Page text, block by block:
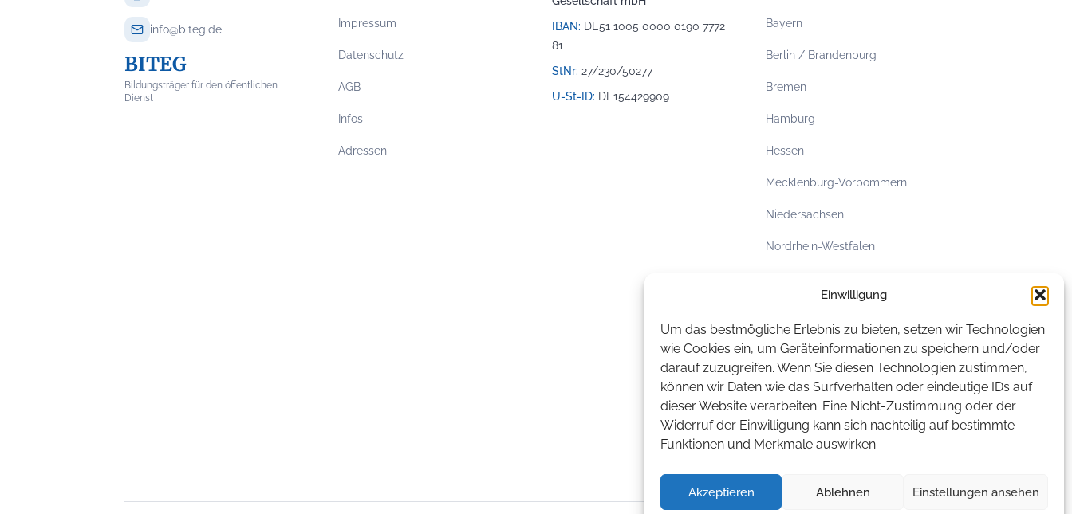
Einwilligung
Um das bestmögliche Erlebnis zu bieten, setzen wir Technologien
wie Cookies ein, um Geräteinformationen zu speichern und/oder
darauf zuzugreifen. Wenn Sie diesen Technologien zustimmen,
können wir Daten wie das Surfverhalten oder eindeutige IDs auf
dieser Website verarbeiten. Eine Nicht-Zustimmung oder der
Widerruf der Einwilligung kann sich nachteilig auf bestimmte
Funktionen und Merkmale auswirken.
Akzeptieren Ablehnen Einstellungen ansehen
info@biteg.de
BITEG
Bildungsträger für den öffentlichen
Dienst
Impressum
Datenschutz
AGB
Infos
Adressen
IBAN: DE51 1005 0000 0190 7772
81
StNr: 27/230/50277
U-St-ID: DE154429909
Bayern
Berlin / Brandenburg
Bremen
Hamburg
Hessen
Mecklenburg-Vorpommern
Niedersachsen
Nordrhein-Westfalen
Sachsen
Sachsen-Anhalt
Schleswig-Holstein
Thüringen